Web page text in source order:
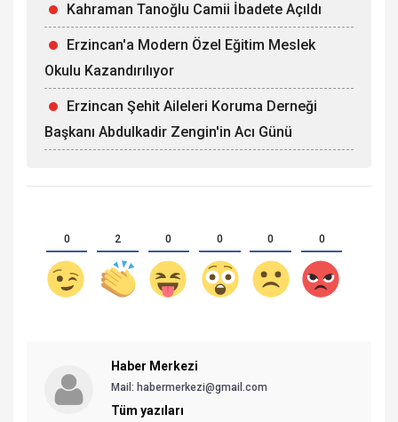
Kahraman Tanoğlu Camii İbadete Açıldı
Erzincan'a Modern Özel Eğitim Meslek
Okulu Kazandırılıyor
Erzincan Şehit Aileleri Koruma Derneği
Başkanı Abdulkadir Zengin'in Acı Günü
0 2 0 0 0 0
Haber Merkezi
Mail: habermerkezi@gmail.com
Tüm yazıları